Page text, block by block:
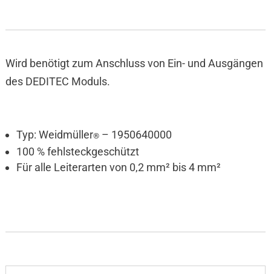
Wird benötigt zum Anschluss von Ein- und Ausgängen
des DEDITEC Moduls.
Typ: Weidmüller®– 1950640000
100 % fehlsteckgeschützt
Für alle Leiterarten von 0,2 mm² bis 4 mm²